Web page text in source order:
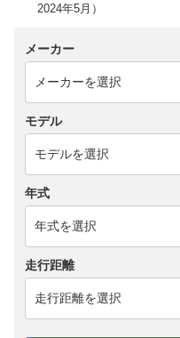
2024年5月）
メーカー
モデル
年式
走行距離